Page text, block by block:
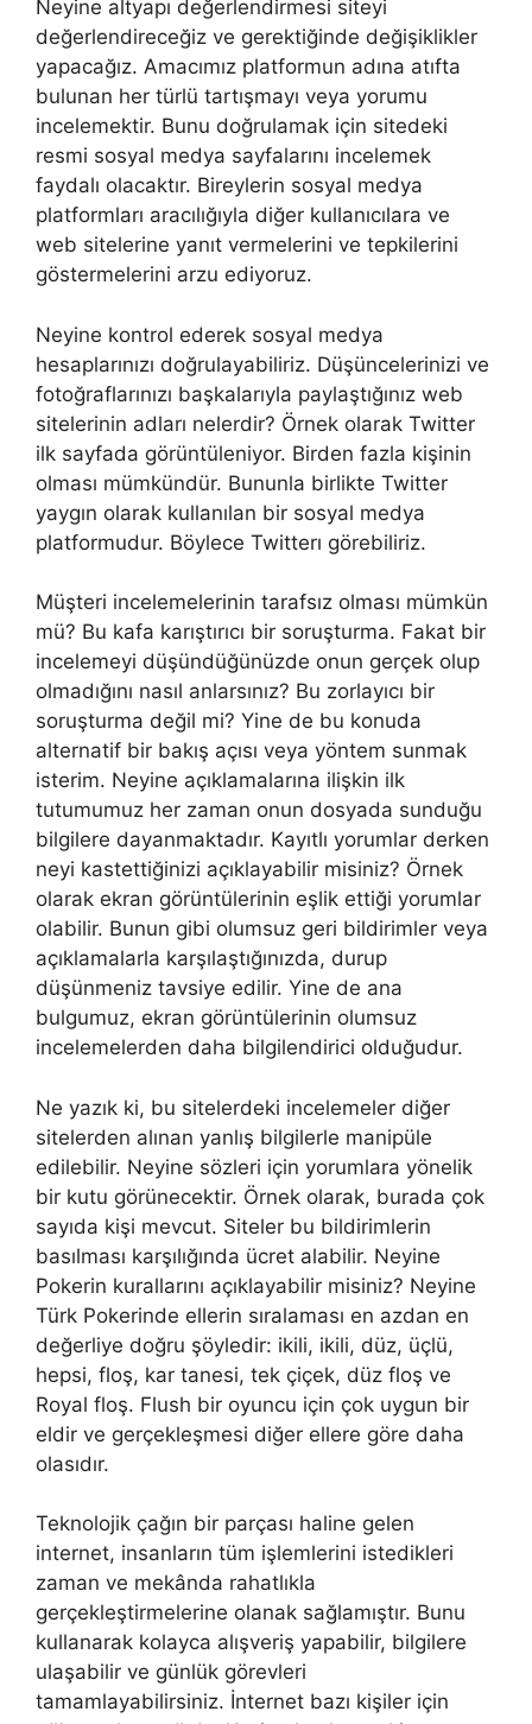
Neyine altyapı değerlendirmesi siteyi
değerlendireceğiz ve gerektiğinde değişiklikler
yapacağız. Amacımız platformun adına atıfta
bulunan her türlü tartışmayı veya yorumu
incelemektir. Bunu doğrulamak için sitedeki
resmi sosyal medya sayfalarını incelemek
faydalı olacaktır. Bireylerin sosyal medya
platformları aracılığıyla diğer kullanıcılara ve
web sitelerine yanıt vermelerini ve tepkilerini
göstermelerini arzu ediyoruz.
Neyine kontrol ederek sosyal medya
hesaplarınızı doğrulayabiliriz. Düşüncelerinizi ve
fotoğraflarınızı başkalarıyla paylaştığınız web
sitelerinin adları nelerdir? Örnek olarak Twitter
ilk sayfada görüntüleniyor. Birden fazla kişinin
olması mümkündür. Bununla birlikte Twitter
yaygın olarak kullanılan bir sosyal medya
platformudur. Böylece Twitterı görebiliriz.
Müşteri incelemelerinin tarafsız olması mümkün
mü? Bu kafa karıştırıcı bir soruşturma. Fakat bir
incelemeyi düşündüğünüzde onun gerçek olup
olmadığını nasıl anlarsınız? Bu zorlayıcı bir
soruşturma değil mi? Yine de bu konuda
alternatif bir bakış açısı veya yöntem sunmak
isterim. Neyine açıklamalarına ilişkin ilk
tutumumuz her zaman onun dosyada sunduğu
bilgilere dayanmaktadır. Kayıtlı yorumlar derken
neyi kastettiğinizi açıklayabilir misiniz? Örnek
olarak ekran görüntülerinin eşlik ettiği yorumlar
olabilir. Bunun gibi olumsuz geri bildirimler veya
açıklamalarla karşılaştığınızda, durup
düşünmeniz tavsiye edilir. Yine de ana
bulgumuz, ekran görüntülerinin olumsuz
incelemelerden daha bilgilendirici olduğudur.
Ne yazık ki, bu sitelerdeki incelemeler diğer
sitelerden alınan yanlış bilgilerle manipüle
edilebilir. Neyine sözleri için yorumlara yönelik
bir kutu görünecektir. Örnek olarak, burada çok
sayıda kişi mevcut. Siteler bu bildirimlerin
basılması karşılığında ücret alabilir. Neyine
Pokerin kurallarını açıklayabilir misiniz? Neyine
Türk Pokerinde ellerin sıralaması en azdan en
değerliye doğru şöyledir: ikili, ikili, düz, üçlü,
hepsi, floş, kar tanesi, tek çiçek, düz floş ve
Royal floş. Flush bir oyuncu için çok uygun bir
eldir ve gerçekleşmesi diğer ellere göre daha
olasıdır.
Teknolojik çağın bir parçası haline gelen
internet, insanların tüm işlemlerini istedikleri
zaman ve mekânda rahatlıkla
gerçekleştirmelerine olanak sağlamıştır. Bunu
kullanarak kolayca alışveriş yapabilir, bilgilere
ulaşabilir ve günlük görevleri
tamamlayabilirsiniz. İnternet bazı kişiler için